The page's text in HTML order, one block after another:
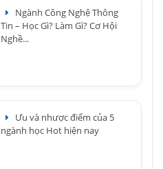
Ngành Công Nghệ Thông
Tin – Học Gì? Làm Gì? Cơ Hội
Nghề...
Ưu và nhược điểm của 5
ngành học Hot hiện nay